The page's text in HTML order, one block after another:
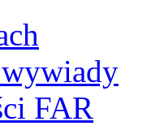
FAR